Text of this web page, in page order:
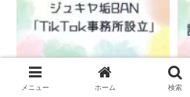
【垢BAN】ジュキヤに一
体何が？ Youtube追放さ
メニュー ホーム 検索